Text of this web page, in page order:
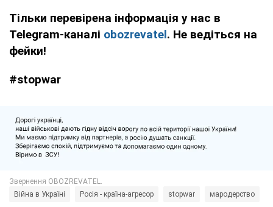
Тільки перевірена інформація у нас в
Telegram-каналі obozrevatel. Не ведіться на
фейки!
#stopwar
Війна в Україні Росія - країна-агресор stopwar мародерство